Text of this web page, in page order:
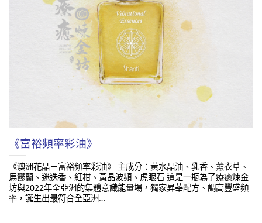
《富裕頻率彩油》
《澳洲花晶－富裕頻率彩油》 主成分：黃水晶油、乳香、薰衣草、
馬鬱蘭、迷迭香、紅柑、黃晶波頻、虎眼石 這是一瓶為了療癒煉金
坊與2022年全亞洲的集體意識能量場，獨家昇華配方、調高豐盛頻
率，誕生出最符合全亞洲…